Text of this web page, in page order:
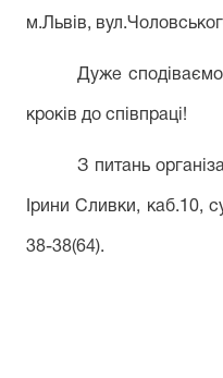
м.Львів,
Дуже
кроків до співпраці!
З питань
Ірини Сливки, каб.10,
38-38(64).